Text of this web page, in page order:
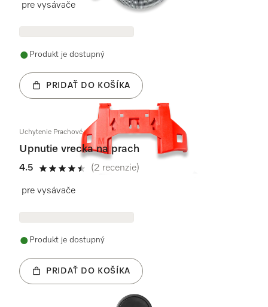
pre vysávače
Produkt je dostupný
PRIDAŤ DO KOŠÍKA
Uchytenie Prachové vrecko
Upnutie vrecka na prach
4.5
4.5 / 5
(2 recenzie)
pre vysávače
Produkt je dostupný
PRIDAŤ DO KOŠÍKA